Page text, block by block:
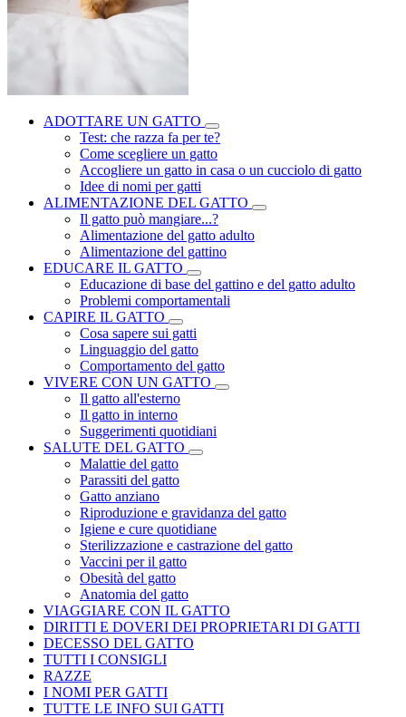
ADOTTARE UN GATTO
Test: che razza fa per te?
Come scegliere un gatto
Accogliere un gatto in casa o un cucciolo di gatto
Idee di nomi per gatti
ALIMENTAZIONE DEL GATTO
Il gatto può mangiare...?
Alimentazione del gatto adulto
Alimentazione del gattino
EDUCARE IL GATTO
Educazione di base del gattino e del gatto adulto
Problemi comportamentali
CAPIRE IL GATTO
Cosa sapere sui gatti
Linguaggio del gatto
Comportamento del gatto
VIVERE CON UN GATTO
Il gatto all'esterno
Il gatto in interno
Suggerimenti quotidiani
SALUTE DEL GATTO
Malattie del gatto
Parassiti del gatto
Gatto anziano
Riproduzione e gravidanza del gatto
Igiene e cure quotidiane
Sterilizzazione e castrazione del gatto
Vaccini per il gatto
Obesità del gatto
Anatomia del gatto
VIAGGIARE CON IL GATTO
DIRITTI E DOVERI DEI PROPRIETARI DI GATTI
DECESSO DEL GATTO
TUTTI I CONSIGLI
RAZZE
I NOMI PER GATTI
TUTTE LE INFO SUI GATTI